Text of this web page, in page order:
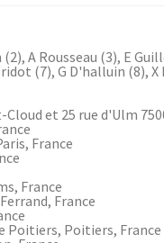
A Rousseau (3), E
(7), G D'halluin (8),
et 25 rue d'Ulm
France
France
France
Poitiers, Poitiers, France